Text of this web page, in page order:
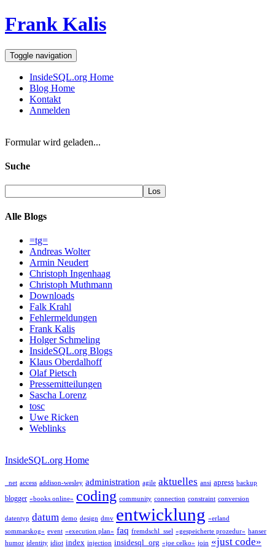
Frank Kalis
Toggle navigation
InsideSQL.org Home
Blog Home
Kontakt
Anmelden
Formular wird geladen...
Suche
Alle Blogs
=tg=
Andreas Wolter
Armin Neudert
Christoph Ingenhaag
Christoph Muthmann
Downloads
Falk Krahl
Fehlermeldungen
Frank Kalis
Holger Schmeling
InsideSQL.org Blogs
Klaus Oberdalhoff
Olaf Pietsch
Pressemitteilungen
Sascha Lorenz
tosc
Uwe Ricken
Weblinks
InsideSQL.org Home
_net access addison-wesley administration agile aktuelles ansi apress backup
blogger «books online» coding community connection constraint conversion
datentyp datum demo design dmv entwicklung «erland
sommarskog» event «execution plan» faq fremdschl_ssel «gespeicherte prozedur» hanser
humor identity idiot index injection insidesql_org «joe celko» join «just code»